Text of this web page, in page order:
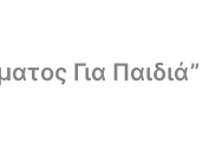
Για Παιδιά”